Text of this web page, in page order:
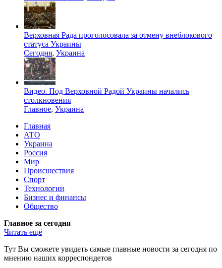
Верховная Рада проголосовала за отмену внеблокового
статуса Украины
Сегодня, Украина
Видео. Под Верховной Радой Украины начались
столкновения
Главное, Украина
Главная
АТО
Украина
Россия
Мир
Происшествия
Спорт
Технологии
Бизнес и финансы
Общество
Главное за сегодня
Читать ещё
Тут Вы сможете увидеть самые главные новости за сегодня по
мнению наших корреспондетов